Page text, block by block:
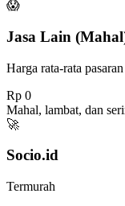
😱
Jasa Lain
Harga rata-rata pasaran
Rp 0
Mahal, lambat, dan
🚀
Socio.id
Termurah